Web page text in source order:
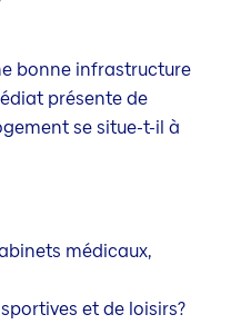
bonne infrastructure
présente de
se situe-t-il à
médicaux,
et de loisirs?